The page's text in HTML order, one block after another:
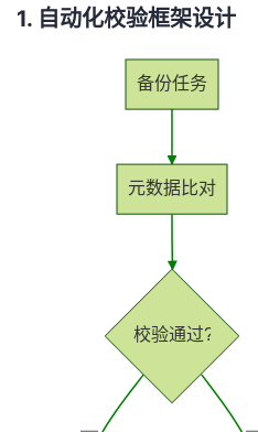
1. 自动化校验框架设计
备份任务
元数据比对
校验通过?